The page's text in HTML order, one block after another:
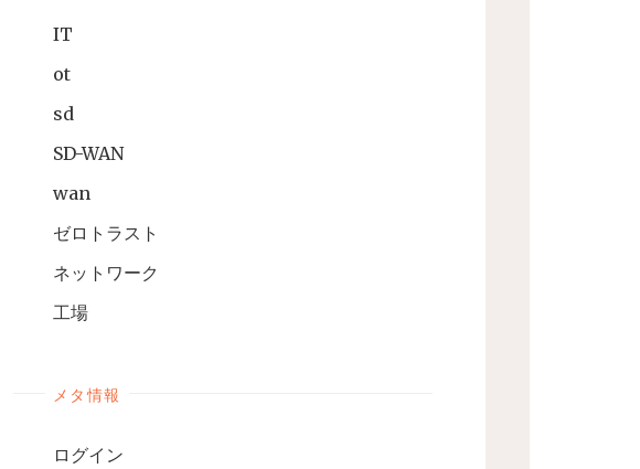
IT
ot
sd
SD-WAN
wan
ゼロトラスト
ネットワーク
工場
メタ情報
ログイン